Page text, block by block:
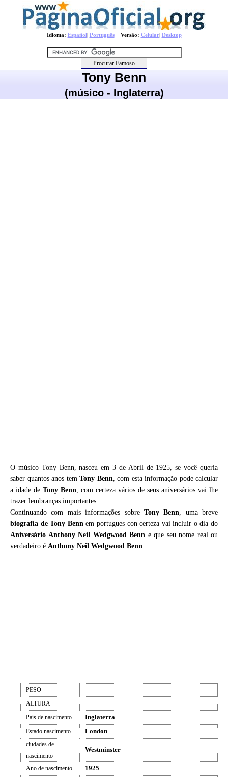
Idioma: Español| PortuguêsVersão: Celular| Desktop
Tony Benn
(músico - Inglaterra)
O músico Tony Benn, nasceu em 3 de Abril de 1925, se você queria
saber quantos anos tem Tony Benn, com esta informação pode calcular
a idade de Tony Benn, com certeza vários de seus aniversários vai lhe
trazer lembranças importantes
Continuando com mais informações sobre Tony Benn, uma breve
biografia deTony Bennem portugues con certeza vai incluir o dia do
Aniversário Anthony Neil Wedgwood Benn e que seu nome real ou
verdadeiro é Anthony Neil Wedgwood Benn
PESO
ALTURA
País de nascimento
Inglaterra
Estado nascimento London
ciudades de
nascimento
Westminster
Ano de nascimento 1925